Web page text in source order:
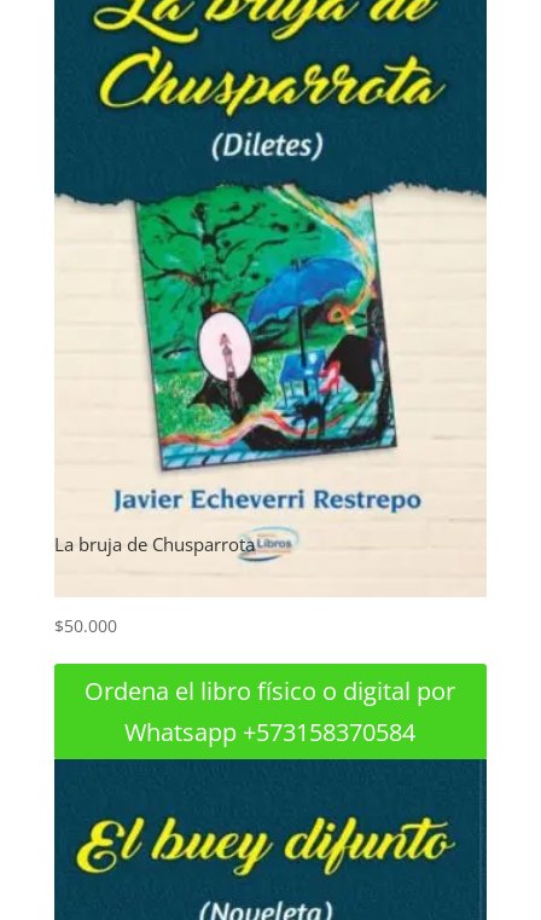
La bruja de Chusparrota
$50.000
Ordena el libro físico o digital por
Whatsapp +573158370584